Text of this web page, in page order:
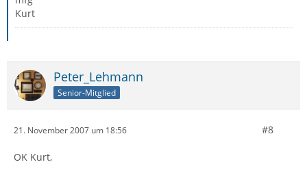
Kurt
Peter_Lehmann
Senior-Mitglied
21. November 2007 um 18:56 #8
OK Kurt,